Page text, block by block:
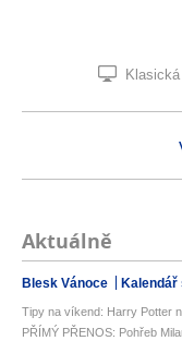
Aktuálně
Blesk Vánoce Kalendář
Tipy na víkend: Harry Potter
PŘÍMÝ PŘENOS: Pohřeb